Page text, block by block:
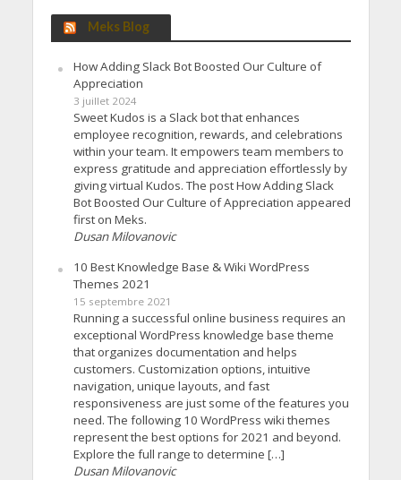
Meks Blog
How Adding Slack Bot Boosted Our Culture of
Appreciation
3 juillet 2024
Sweet Kudos is a Slack bot that enhances
employee recognition, rewards, and celebrations
within your team. It empowers team members to
express gratitude and appreciation effortlessly by
giving virtual Kudos. The post How Adding Slack
Bot Boosted Our Culture of Appreciation appeared
first on Meks.
Dusan Milovanovic
10 Best Knowledge Base & Wiki WordPress
Themes 2021
15 septembre 2021
Running a successful online business requires an
exceptional WordPress knowledge base theme
that organizes documentation and helps
customers. Customization options, intuitive
navigation, unique layouts, and fast
responsiveness are just some of the features you
need. The following 10 WordPress wiki themes
represent the best options for 2021 and beyond.
Explore the full range to determine […]
Dusan Milovanovic